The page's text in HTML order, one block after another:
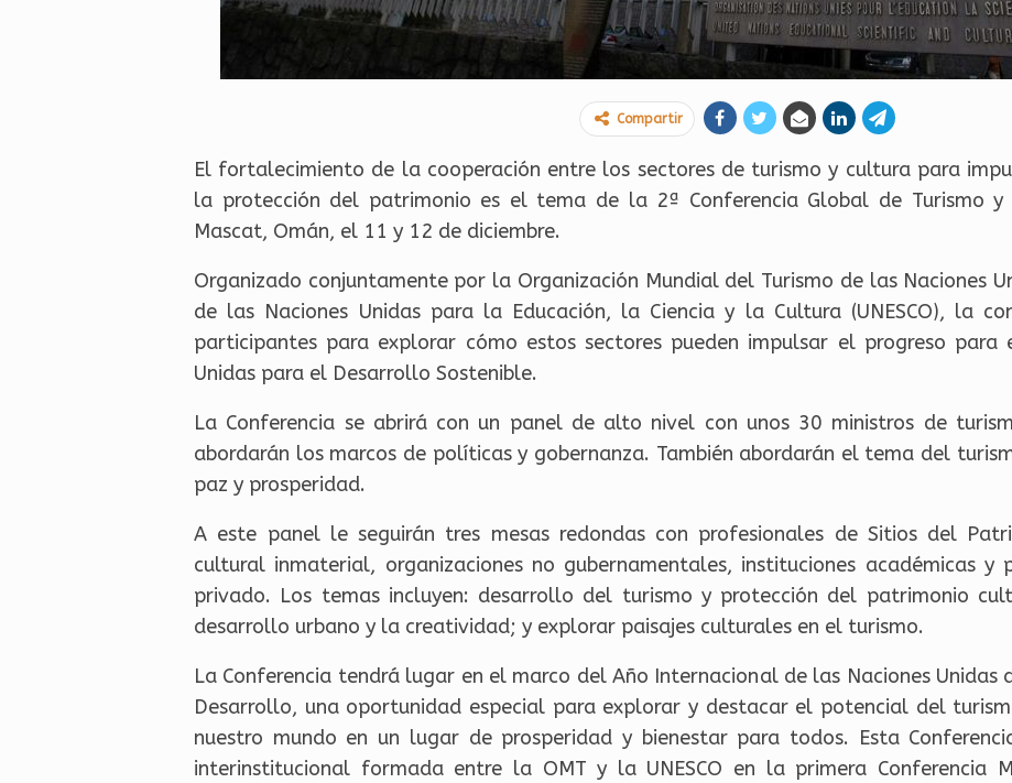
Compartir
El fortalecimiento de la cooperación entre los sectores de turismo y cultura para
la protección del patrimonio es el tema de la 2ª Conferencia Global de Turismo y
Mascat, Omán, el 11 y 12 de diciembre.
Organizado conjuntamente por la Organización Mundial del Turismo de las Naciones
de las Naciones Unidas para la Educación, la Ciencia y la Cultura (UNESCO), la
participantes para explorar cómo estos sectores pueden impulsar el progreso para
Unidas para el Desarrollo Sostenible.
La Conferencia se abrirá con un panel de alto nivel con unos 30 ministros de
abordarán los marcos de políticas y gobernanza. También abordarán el tema del
paz y prosperidad.
A este panel le seguirán tres mesas redondas con profesionales de Sitios del
cultural inmaterial, organizaciones no gubernamentales, instituciones académicas y
privado. Los temas incluyen: desarrollo del turismo y protección del patrimonio
desarrollo urbano y la creatividad; y explorar paisajes culturales en el turismo.
La Conferencia tendrá lugar en el marco del Año Internacional de las Naciones Unidas
Desarrollo, una oportunidad especial para explorar y destacar el potencial del
nuestro mundo en un lugar de prosperidad y bienestar para todos. Esta
interinstitucional formada entre la OMT y la UNESCO en la primera Conferencia